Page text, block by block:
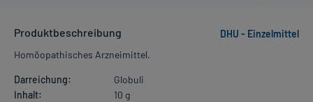
Produktbeschreibung
DHU - Einzelmittel
Homöopathisches Arzneimittel.
Darreichung:
Globuli
Inhalt:
10 g